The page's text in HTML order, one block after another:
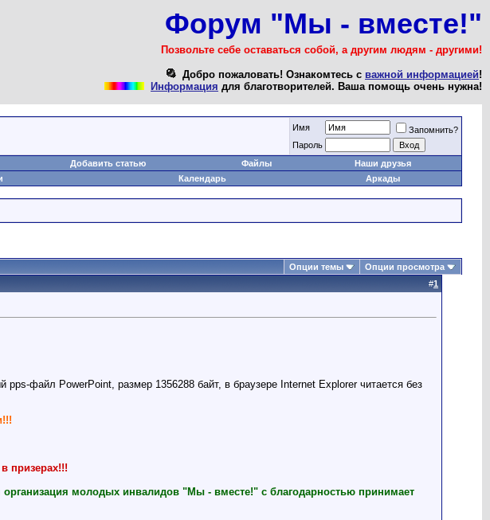
Форум "Мы - вместе!"
Позвольте себе оставаться собой, а другим людям - другими!
Добро пожаловать! Ознакомтесь с важной информацией!
Информация для благотворителей. Ваша помощь очень нужна!
Имя
Запомнить?
Пароль
Добавить статью Файлы
Наши друзья
Календарь Аркады
Опции темы
Опции просмотра
#1
pps-файл PowerPoint, размер 1356288 байт, в браузере Internet Explorer читается без
призерах!!!
организация молодых инвалидов "Мы - вместе!" с благодарностью принимает